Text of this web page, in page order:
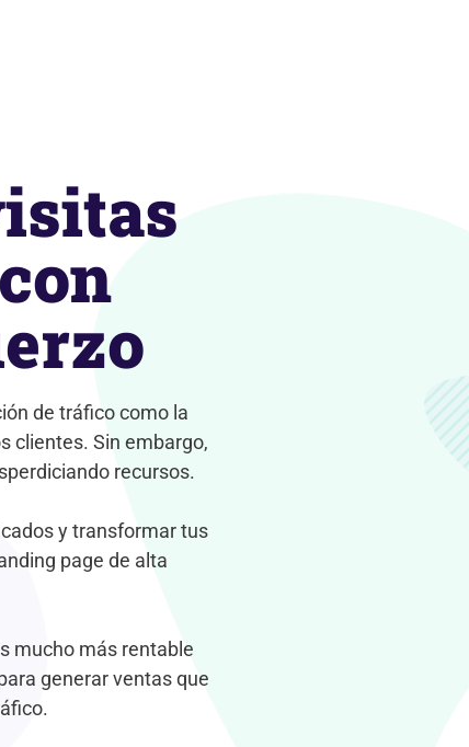
de tráfico como la
clientes. Sin embargo,
recursos.
y transformar tus
page de alta
mucho más rentable
generar ventas que